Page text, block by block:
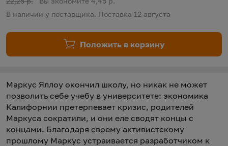
В наличии у поставщика. Поставка 12 августа
Положить в корзину
Маркус Яллоу окончил школу, но никак не может
позволить себе учебу в университете: экономика
Калифорнии претерпевает кризис, родителей
Маркуса сократили, и они еле сводят концы с
концами. Благодаря своему активистскому
прошлому Маркус устраивается разработчиком к